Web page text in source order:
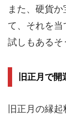
また、硬貨
て、それを
試しもあるそ
旧正月で
旧正月の縁